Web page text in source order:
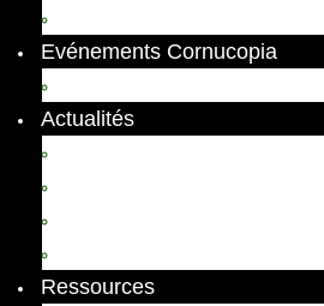
Evénements Cornucopia
Actualités
Ressources